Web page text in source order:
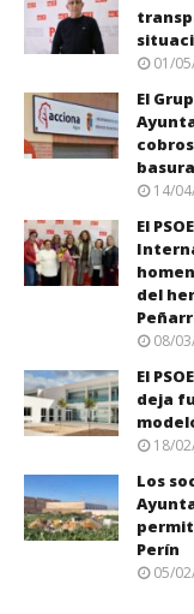
01/
El
14/
El
del
08/
El
deja
18/
Los
Perín
05/